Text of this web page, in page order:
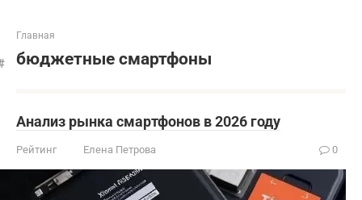
Главная
бюджетные смартфоны
Анализ рынка смартфонов в 2026 году
Рейтинг Елена Петрова 0